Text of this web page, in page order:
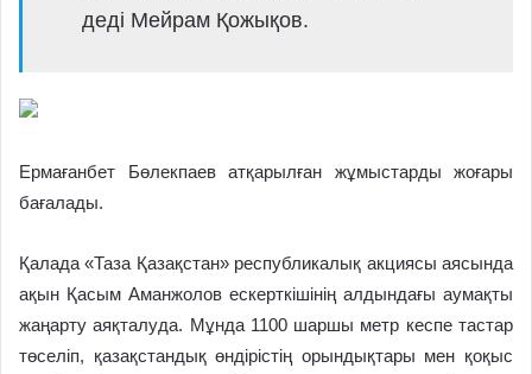
деді Мейрам Қожықов.
Ермағанбет Бөлекпаев атқарылған жұмыстарды жоғары
бағалады.
Қалада «Таза Қазақстан» республикалық акциясы аясында
ақын Қасым Аманжолов ескерткішінің алдындағы аумақты
жаңарту аяқталуда. Мұнда 1100 шаршы метр кеспе тастар
төселіп, қазақстандық өндірістің орындықтары мен қоқыс